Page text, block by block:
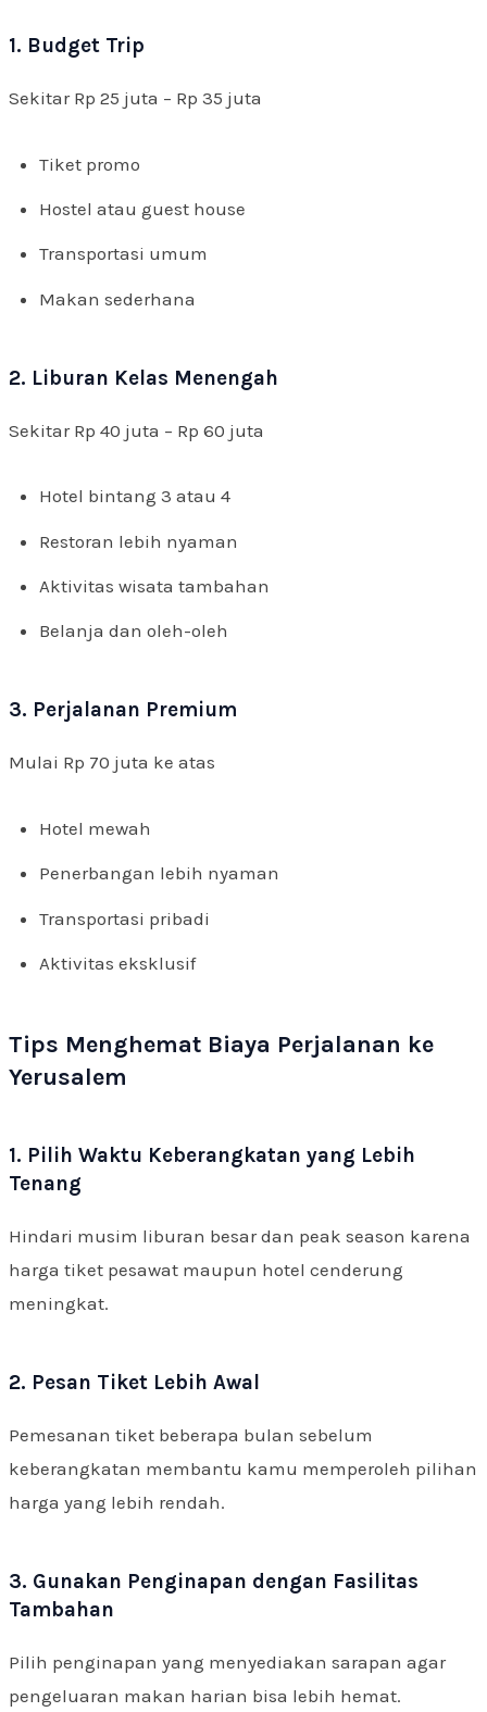
1. Budget Trip
Sekitar Rp 25 juta – Rp 35 juta
Tiket promo
Hostel atau guest house
Transportasi umum
Makan sederhana
2. Liburan Kelas Menengah
Sekitar Rp 40 juta – Rp 60 juta
Hotel bintang 3 atau 4
Restoran lebih nyaman
Aktivitas wisata tambahan
Belanja dan oleh-oleh
3. Perjalanan Premium
Mulai Rp 70 juta ke atas
Hotel mewah
Penerbangan lebih nyaman
Transportasi pribadi
Aktivitas eksklusif
Tips Menghemat Biaya Perjalanan ke
Yerusalem
1. Pilih Waktu Keberangkatan yang Lebih
Tenang
Hindari musim liburan besar dan peak season karena
harga tiket pesawat maupun hotel cenderung
meningkat.
2. Pesan Tiket Lebih Awal
Pemesanan tiket beberapa bulan sebelum
keberangkatan membantu kamu memperoleh pilihan
harga yang lebih rendah.
3. Gunakan Penginapan dengan Fasilitas
Tambahan
Pilih penginapan yang menyediakan sarapan agar
pengeluaran makan harian bisa lebih hemat.